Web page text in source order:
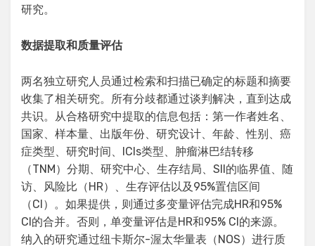
研究。
数据提取和质量评估
两名独立研究人员通过检索和扫描已确定的标题和摘要
收集了相关研究。所有分歧都通过谈判解决，直到达成
共识。从合格研究中提取的信息包括：第一作者姓名、
国家、样本量、出版年份、研究设计、年龄、性别、癌
症类型、研究时间、ICIs类型、肿瘤淋巴结转移
（TNM）分期、研究中心、生存结局、SII的临界值、随
访、风险比（HR）、生存评估以及95%置信区间
（CI）。如果提供，则通过多变量评估完成HR和95%
CI的合并。否则，单变量评估是HR和95% CI的来源。
纳入的研究通过纽卡斯尔-渥太华量表（NOS）进行质